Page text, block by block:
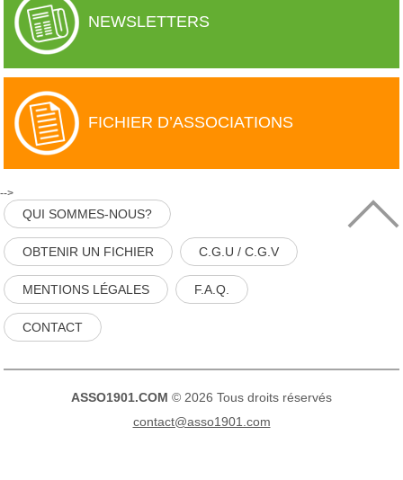
NEWSLETTERS
FICHIER D’ASSOCIATIONS
-->
QUI SOMMES-NOUS?
OBTENIR UN FICHIER C.G.U / C.G.V
MENTIONS LÉGALES F.A.Q.
CONTACT
ASSO1901.COM © 2026 Tous droits réservés
contact@asso1901.com